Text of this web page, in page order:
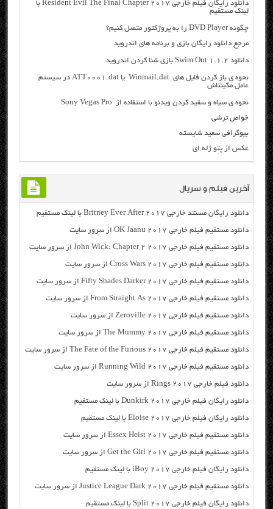
دانلود رایگان فیلم خارجی Resident Evil The Final Chapter 2017 با
لینک مستقیم
چگونه DVD Player را به پروژکتور متصل کنیم؟
مرجع دانلود رایگان بازی و برنامه های اندروید
دانلود Swim Out 1.1.2 بازی شنا کردن اندروید
نحوه ی باز کردن فایل های Winmail.dat یا ATT0001.dat در سیستم
عامل مکینتاش
نحوه ی سیاه و سفید کردن ویدئو با استفاده از Sony Vegas Pro
خواص ترشی
بیوگرافی سعید شایسته
عکس از پتو ژله ای
آخرین فیلم و سریال
دانلود رایگان مسنتد خارجی Britney Ever After 2017 با لینک مستقیم
دانلود مستقیم فیلم خارجی OK Jaanu 2017 از سرور سایت
دانلود مستقیم فیلم خارجی John Wick: Chapter 2 2017 از سرور سایت
دانلود مستقیم فیلم خارجی Cross Wars 2017 از سرور سایت
دانلود مستقیم فیلم خارجی Fifty Shades Darker 2017 از سرور سایت
دانلود مستقیم فیلم خارجی From Straight As 2017 از سرور سایت
دانلود مستقیم فیلم خارجی Zeroville 2017 از سرور سایت
دانلود مستقیم فیلم خارجی The Mummy 2017 از سرور سایت
دانلود مستقیم فیلم خارجی The Fate of the Furious 2017 از سرور سایت
دانلود مستقیم فیلم خارجی Running Wild 2017 از سرور سایت
دانلود فیلم خارجی Rings 2017 از سرور سایت
دانلود رایگان فیلم خارجی Dunkirk 2017 با لینک مستقیم
دانلود رایگان فیلم خارجی Eloise 2017 با لینک مستقیم
دانلود مستقیم فیلم خارجی Essex Heist 2017 از سرور سایت
دانلود مستقیم فیلم خارجی Get the Girl 2017 از سرور سایت
دانلود رایگان فیلم خارجی iBoy 2017 با لینک مستقیم
دانلود مستقیم فیلم خارجی Justice League Dark 2017 از سرور سایت
دانلود رایگان فیلم خارجی Split 2017 با لینک مستقیم